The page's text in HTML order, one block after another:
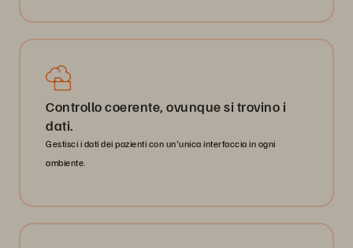
Controllo coerente, ovunque si trovino i
dati.
Gestisci i dati dei pazienti con un'unica interfaccia in ogni
ambiente.